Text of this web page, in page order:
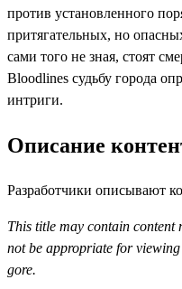
против установленного
притягательных, но
сами того не зная, стоят
Bloodlines судьбу города
интриги.
Описание
Разработчики описывают
This title may contain
not be appropriate for
gore.